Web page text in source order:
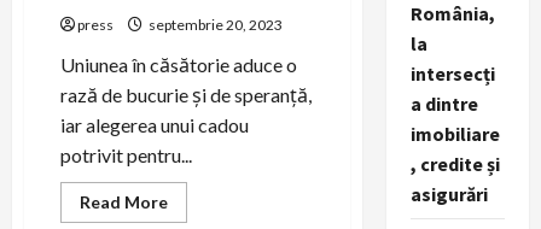
press septembrie 20, 2023
Uniunea în căsătorie aduce o
rază de bucurie și de speranță,
iar alegerea unui cadou
potrivit pentru...
Read MoreRead
more
AFACERI
România,
la
intersecți
a dintre
imobiliare
, credite și
asigurări